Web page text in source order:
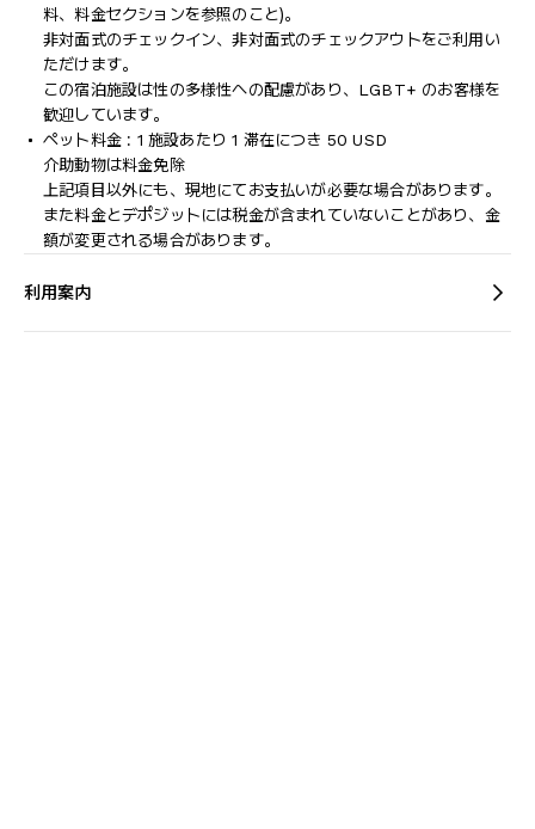
料、料金セクションを参照のこと)。
非対面式のチェックイン、非対面式のチェックアウトをご利用い
ただけます。
この宿泊施設は性の多様性への配慮があり、LGBT+ のお客様を
歓迎しています。
ペット料金 : 1 施設あたり 1 滞在につき 50 USD
介助動物は料金免除
上記項目以外にも、現地にてお支払いが必要な場合があります。
また料金とデポジットには税金が含まれていないことがあり、金
額が変更される場合があります。
利用案内